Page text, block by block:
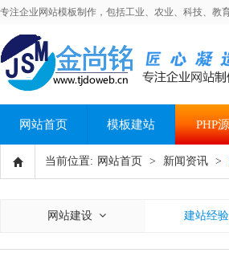
专注企业网站模板制作，包括工业、农业、科技、教
网站首页 模板建站 PHP
当前位置: 网站首页 > 新闻资讯 >
网站建设 建站经验